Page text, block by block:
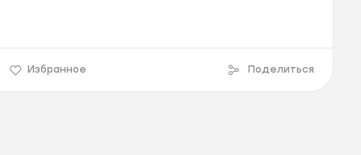
Избранное Поделиться